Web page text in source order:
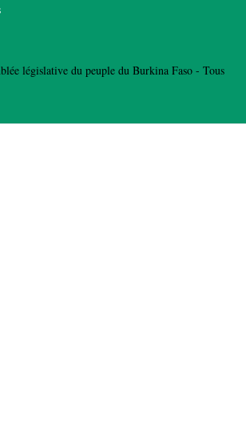
législative du peuple du Burkina Faso - Tous